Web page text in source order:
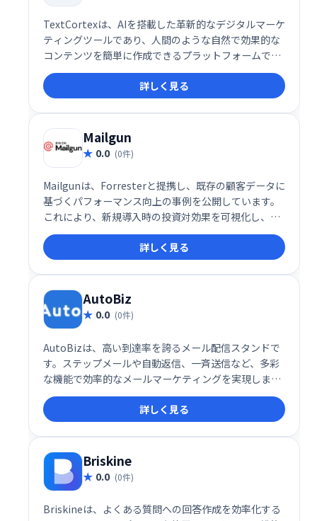
TextCortexは、AIを搭載した革新的なデジタルマーケ
ティングツールであり、人間のような自然で効果的な
コンテンツを簡単に作成できるプラットフォームで
す。この多機能ツールは、企業やマーケターが効率的
に高品質なコンテンツを作成・管理できるように設計
されており、書き換えや要約、トーン調整など、コン
テンツ制作に必要な機能を一元化しています。
詳しく見る
Mailgun
0.0 (0件)
Mailgunは、Forresterと提携し、既存の顧客データに
基づくパフォーマンス向上の事例を公開しています。
これにより、新規導入時の投資対効果を可視化し、信
頼性を高めています。
詳しく見る
AutoBiz
0.0 (0件)
AutoBizは、高い到達率を誇るメール配信スタンドで
す。ステップメールや自動返信、一斉送信など、多彩
な機能で効率的なメールマーケティングを実現しま
す。クレジット決済連携にも対応し、スムーズな運用
をサポート。顧客とのエンゲージメント強化に最適な
ツールです。
詳しく見る
Briskine
0.0 (0件)
Briskineは、よくある質問への回答作成を効率化する